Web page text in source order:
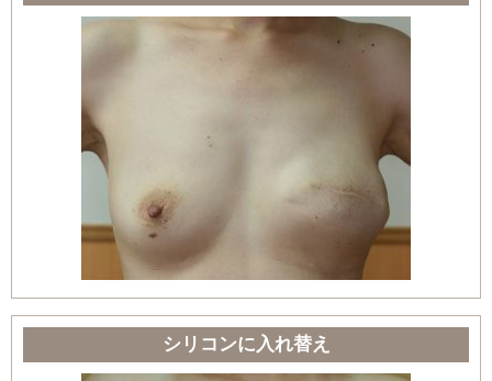
シリコンに入れ替え